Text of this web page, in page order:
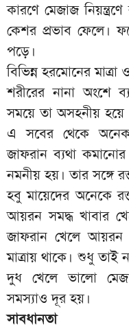
কারণে মেজাজ
কেশর প্রভাব ফেলে।
পড়ে।
বিভিন্ন হরমোনের
শরীরের নানা অংশে
সময়ে তা অসহনীয় হয়ে
এ সবের থেকে
জাফরান ব্যথা
নমনীয় হয়। তার সঙ্গে
হবু মায়েদের অনেকে
আয়রন সমদ্ধ খাবার
জাফরান খেলে আয়রন
মাত্রায় থাকে। শুধু
দুধ খেলে ভালো
সমস্যাও দূর হয়।
সাবধানতা